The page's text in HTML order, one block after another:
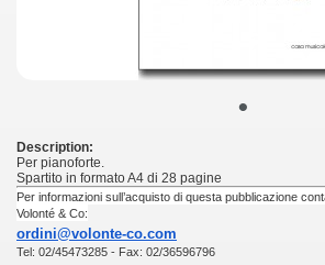
•
Description:
Per pianoforte.
Spartito in formato A4 di 28 pagine
Per informazioni sull’acquisto di questa pubblicazione
Volonté & Co:
ordini@volonte-co.com
Tel: 02/45473285 - Fax: 02/36596796